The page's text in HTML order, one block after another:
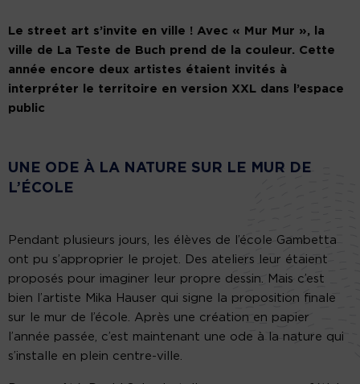
Le street art s’invite en ville ! Avec « Mur Mur », la
ville de La Teste de Buch prend de la couleur. Cette
année encore deux artistes étaient invités à
interpréter le territoire en version XXL dans l’espace
public
UNE ODE À LA NATURE SUR LE MUR DE
L’ÉCOLE
Pendant plusieurs jours, les élèves de l’école Gambetta
ont pu s’approprier le projet. Des ateliers leur étaient
proposés pour imaginer leur propre dessin. Mais c’est
bien l’artiste Mika Hauser qui signe la proposition finale
sur le mur de l’école. Après une création en papier
l’année passée, c’est maintenant une ode à la nature qui
s’installe en plein centre-ville.